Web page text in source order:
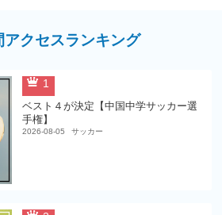
アクセスランキング
1
ベスト４が決定【中国中学サッカー選
手権】
2026-08-05 サッカー